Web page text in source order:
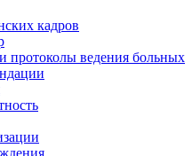
кадров
протоколы ведения больных